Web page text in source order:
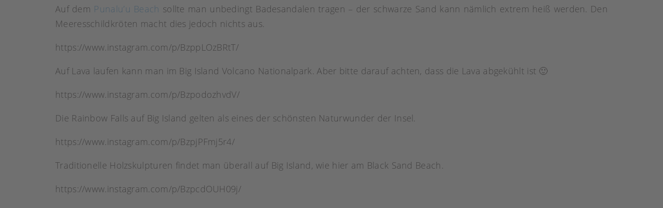
Auf dem Punalu’u Beach sollte man unbedingt Badesandalen tragen – der schwarze Sand kann nämlich extrem heiß werden. Den
Meeresschildkröten macht dies jedoch nichts aus.
https://www.instagram.com/p/BzppLOzBRtT/
Auf Lava laufen kann man im Big Island Volcano Nationalpark. Aber bitte darauf achten, dass die Lava abgekühlt ist 🙂
https://www.instagram.com/p/BzpodozhvdV/
Die Rainbow Falls auf Big Island gelten als eines der schönsten Naturwunder der Insel.
https://www.instagram.com/p/BzpjPFmj5r4/
Traditionelle Holzskulpturen findet man überall auf Big Island, wie hier am Black Sand Beach.
https://www.instagram.com/p/BzpcdOUH09j/